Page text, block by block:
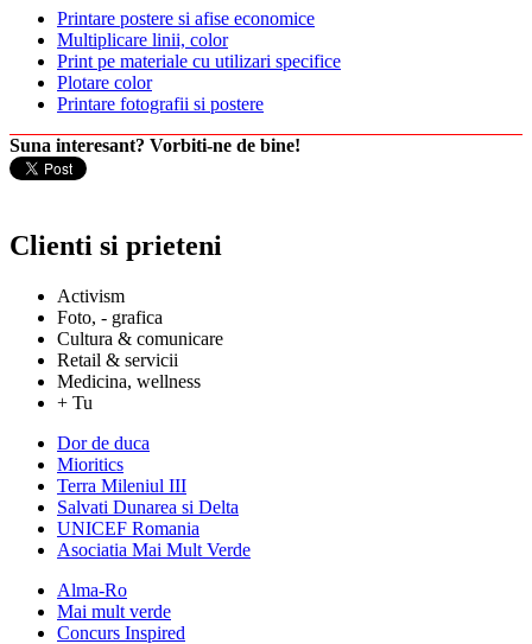
Printare postere si afise economice
Multiplicare linii, color
Print pe materiale cu utilizari specifice
Plotare color
Printare fotografii si postere
Suna interesant? Vorbiti-ne de bine!
Clienti si prieteni
Activism
Foto, - grafica
Cultura & comunicare
Retail & servicii
Medicina, wellness
+ Tu
Dor de duca
Mioritics
Terra Mileniul III
Salvati Dunarea si Delta
UNICEF Romania
Asociatia Mai Mult Verde
Alma-Ro
Mai mult verde
Concurs Inspired